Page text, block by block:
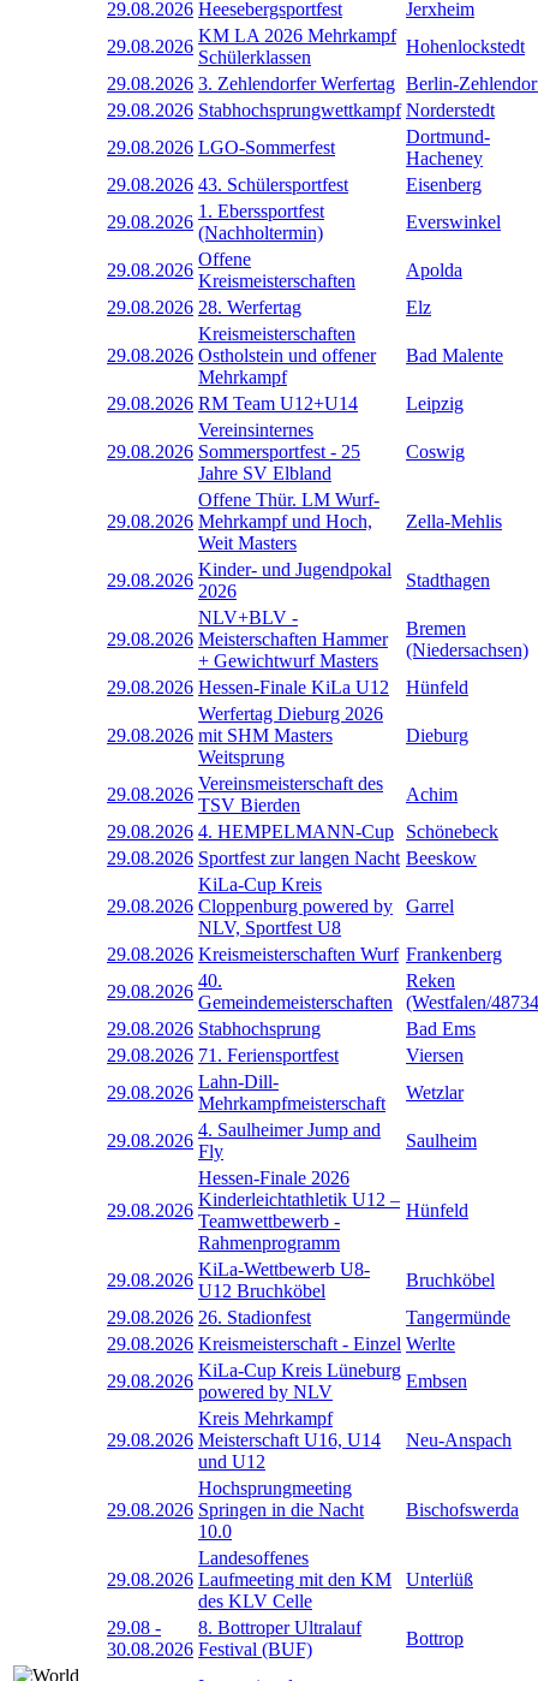
29.08.2026 Heesebergsportfest
Jerxheim
29.08.2026
KM LA 2026 Mehrkampf
Schülerklassen
Hohenlockstedt
29.08.2026 3. Zehlendorfer Werfertag Berlin-
29.08.2026 Stabhochsprungwettkampf Norderstedt
29.08.2026 LGO-Sommerfest
Dortmund-
Hacheney
29.08.2026 43. Schülersportfest
Eisenberg
29.08.2026
1. Eberssportfest
(Nachholtermin)
Everswinkel
29.08.2026
Offene
Kreismeisterschaften
Apolda
29.08.2026 28. Werfertag Elz
29.08.2026
Kreismeisterschaften
Ostholstein und offener
Mehrkampf
Bad Malente
29.08.2026 RM Team U12+U14 Leipzig
29.08.2026
Vereinsinternes
Sommersportfest - 25
Jahre SV Elbland
Coswig
29.08.2026
Offene Thür. LM Wurf-
Mehrkampf und Hoch,
Weit Masters
Zella-Mehlis
29.08.2026
Kinder- und Jugendpokal
2026
Stadthagen
29.08.2026
NLV+BLV -
Meisterschaften Hammer
+ Gewichtwurf Masters
Bremen
(Niedersachsen)
29.08.2026 Hessen-Finale KiLa U12 Hünfeld
29.08.2026
Werfertag Dieburg 2026
mit SHM Masters
Weitsprung
Dieburg
29.08.2026
Vereinsmeisterschaft des
TSV Bierden
Achim
29.08.2026 4. HEMPELMANN-Cup
Schönebeck
29.08.2026 Sportfest zur langen Nacht Beeskow
29.08.2026
KiLa-Cup Kreis
Cloppenburg powered by
NLV, Sportfest U8
Garrel
29.08.2026 Kreismeisterschaften Wurf Frankenberg
29.08.2026
40.
Gemeindemeisterschaften
Reken
(Westfalen/
29.08.2026 Stabhochsprung
Bad Ems
29.08.2026 71. Feriensportfest
Viersen
29.08.2026
Lahn-Dill-
Mehrkampfmeisterschaft
Wetzlar
29.08.2026
4. Saulheimer Jump and
Fly
Saulheim
29.08.2026
Hessen-Finale 2026
Kinderleichtathletik U12 –
Teamwettbewerb -
Rahmenprogramm
Hünfeld
29.08.2026
KiLa-Wettbewerb U8-
U12 Bruchköbel
Bruchköbel
29.08.2026 26. Stadionfest
Tangermünde
29.08.2026 Kreismeisterschaft - Einzel Werlte
29.08.2026
KiLa-Cup Kreis Lüneburg
powered by NLV
Embsen
29.08.2026
Kreis Mehrkampf
Meisterschaft U16, U14
und U12
Neu-Anspach
29.08.2026
Hochsprungmeeting
Springen in die Nacht
10.0
Bischofswerda
29.08.2026
Landesoffenes
Laufmeeting mit den KM
des KLV Celle
Unterlüß
29.08 -
30.08.2026
8. Bottroper Ultralauf
Festival (BUF)
Bottrop